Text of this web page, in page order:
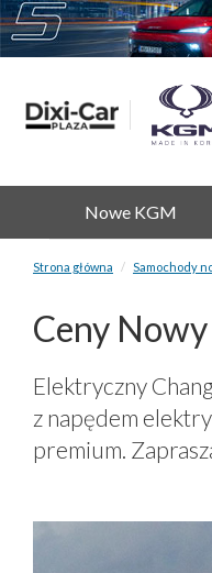
Nowe KGM
Strona główna Samochody
Ceny
Elektryczny
z napędem
premium.